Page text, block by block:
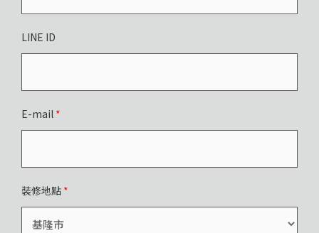
LINE ID
E-mail *
裝修地點 *